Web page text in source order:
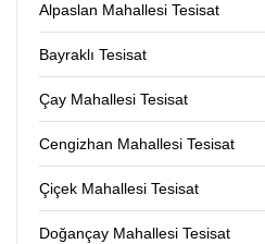
Alpaslan Mahallesi Tesisat
Bayraklı Tesisat
Çay Mahallesi Tesisat
Cengizhan Mahallesi Tesisat
Çiçek Mahallesi Tesisat
Doğançay Mahallesi Tesisat